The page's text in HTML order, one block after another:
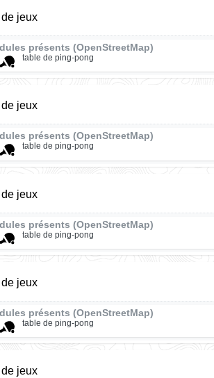
jeux
présents (OpenStreetMap)
table de ping-pong
jeux
présents (OpenStreetMap)
table de ping-pong
jeux
présents (OpenStreetMap)
table de ping-pong
jeux
présents (OpenStreetMap)
table de ping-pong
jeux